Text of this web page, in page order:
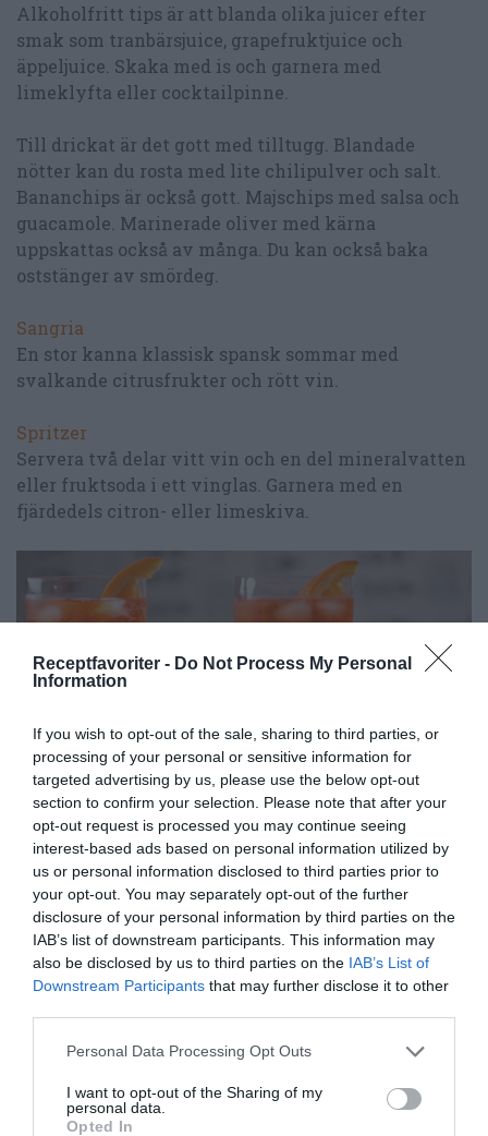
Receptfavoriter - Do Not Process My Personal
Information
If you wish to opt-out of the sale, sharing to third parties, or
processing of your personal or sensitive information for
targeted advertising by us, please use the below opt-out
section to confirm your selection. Please note that after your
opt-out request is processed you may continue seeing
interest-based ads based on personal information utilized by
us or personal information disclosed to third parties prior to
your opt-out. You may separately opt-out of the further
disclosure of your personal information by third parties on the
IAB’s list of downstream participants. This information may
also be disclosed by us to third parties on the IAB’s List of
Downstream Participants that may further disclose it to other
Personal Data Processing Opt Outs
I want to opt-out of the Sharing of my
personal data.
Opted In
Alkoholfritt tips är att blanda olika juicer efter
smak som tranbärsjuice, grapefruktjuice och
äppeljuice. Skaka med is och garnera med
limeklyfta eller cocktailpinne.
Till drickat är det gott med tilltugg. Blandade
nötter kan du rosta med lite chilipulver och salt.
Bananchips är också gott. Majschips med salsa och
guacamole. Marinerade oliver med kärna
uppskattas också av många. Du kan också baka
oststänger av smördeg.
Sangria
En stor kanna klassisk spansk sommar med
svalkande citrusfrukter och rött vin.
Spritzer
Servera två delar vitt vin och en del mineralvatten
eller fruktsoda i ett vinglas. Garnera med en
fjärdedels citron- eller limeskiva.
Aperol Spritzer är en läskande god Italiensk fördrink
eller aperitif med Prosecco mousserande vin, Aperol
och sodavatten.
Aperol är en aperitif från Italien med kryddig, söt
och aningen bitter smak av apelsin och örter. Här
toppad med Prosecco är ett mousserande vin från